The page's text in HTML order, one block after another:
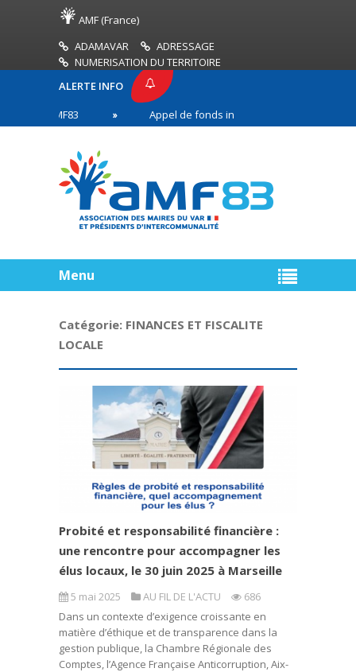
AMF (France)
ADAMAVAR
ADRESSAGE
NUMERISATION DU TERRITOIRE
ALERTE INFO
Appel de fonds incendies de forêt
première ligne
Menu
Catégorie: FINANCES ET FISCALITE
LOCALE
Probité et responsabilité financière :
une rencontre pour accompagner les
élus locaux, le 30 juin 2025 à Marseille
5 mai 2025 AU FIL DE L'ACTU
686
Dans un contexte d’exigence croissante en
matière d’éthique et de transparence dans la
gestion publique, la Chambre Régionale des
Comptes, l’Agence Française Anticorruption, Aix-